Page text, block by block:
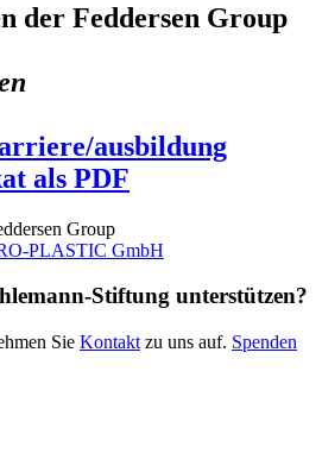
der Feddersen Group
ausbildung
als PDF
Stiftung unterstützen?
Sie Kontakt zu uns auf. Spenden